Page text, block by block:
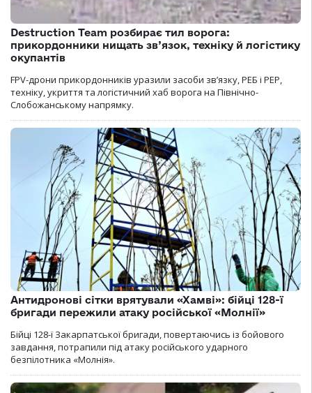
Destruction Team розбирає тил ворога:
прикордонники нищать зв’язок, техніку й логістику
окупантів
FPV-дрони прикордонників уразили засоби зв’язку, РЕБ і РЕР,
техніку, укриття та логістичний хаб ворога на Північно-
Слобожанському напрямку.
Антидронові сітки врятували «Хамві»: бійці 128-ї
бригади пережили атаку російської «Молнії»
Бійці 128-ї Закарпатської бригади, повертаючись із бойового
завдання, потрапили під атаку російського ударного
безпілотника «Молнія».